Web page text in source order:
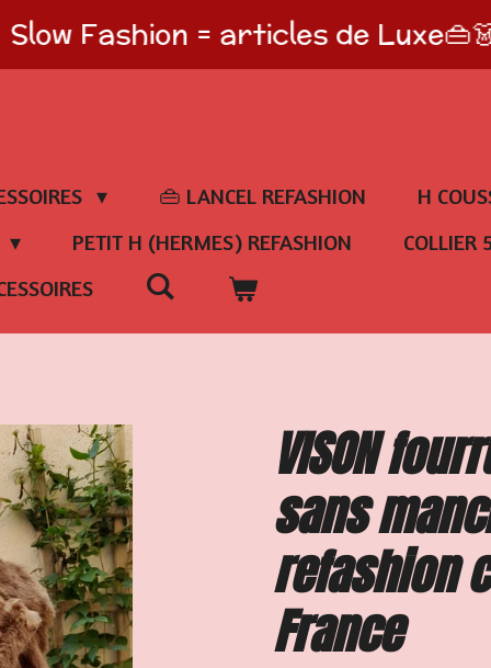
Slow Fashion = articles de
👜 LANCEL REFASHION
H
PETIT H (HERMES) REFASHION
COLLIER
VISON
sans
refashion
France